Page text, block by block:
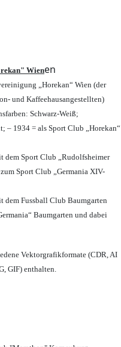
Wienen
„Horekan“ Wien (der
und Kaffeehausangestellten)
Schwarz-Weiß;
– 1934 = als Sport Club „Horekan“
dem Sport Club „Rudolfsheimer
Sport Club „Germania XIV-
dem Fussball Club Baumgarten
Baumgarten und dabei
Vektorgrafikformate (CDR, AI
GIF) enthalten.